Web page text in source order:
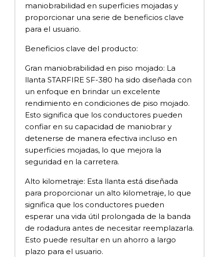
maniobrabilidad en superficies mojadas y
proporcionar una serie de beneficios clave
para el usuario.
Beneficios clave del producto:
Gran maniobrabilidad en piso mojado: La
llanta STARFIRE SF-380 ha sido diseñada con
un enfoque en brindar un excelente
rendimiento en condiciones de piso mojado.
Esto significa que los conductores pueden
confiar en su capacidad de maniobrar y
detenerse de manera efectiva incluso en
superficies mojadas, lo que mejora la
seguridad en la carretera.
Alto kilometraje: Esta llanta está diseñada
para proporcionar un alto kilometraje, lo que
significa que los conductores pueden
esperar una vida útil prolongada de la banda
de rodadura antes de necesitar reemplazarla.
Esto puede resultar en un ahorro a largo
plazo para el usuario.